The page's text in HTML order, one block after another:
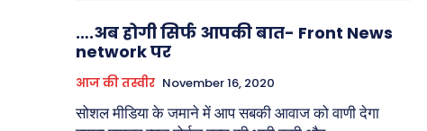
….अब होगी सिर्फ आपकी बात- Front News
network पर
आज की तस्वीर November 16, 2020
सोशल मीडिया के जमाने में आप सबकी आवाज को वाणी देगा